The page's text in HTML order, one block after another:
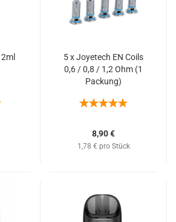
5 x Joyetech EN Coils
0,6 / 0,8 / 1,2 Ohm (1
Packung)
8,90 €
1,78 € pro Stück